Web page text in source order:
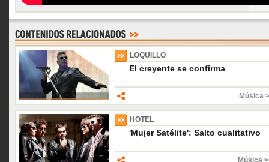
LOQUILLO
El creyente se confirma
Música
HOTEL
'Mujer Satélite': Salto cualitativo
Música